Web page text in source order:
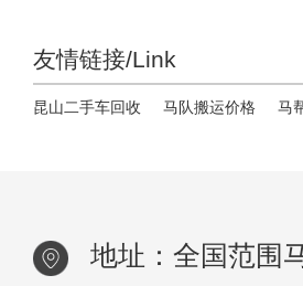
友情链接/Link
昆山二手车回收 马队搬运价格 马
地址：全国范围